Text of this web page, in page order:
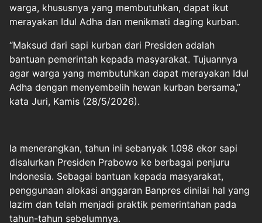
warga, khususnya yang membutuhkan, dapat ikut
merayakan Idul Adha dan menikmati daging kurban.
“Maksud dari sapi kurban dari Presiden adalah
bantuan pemerintah kepada masyarakat. Tujuannya
agar warga yang membutuhkan dapat merayakan Idul
Adha dengan menyembelih hewan kurban bersama,”
kata Juri, Kamis (28/5/2026).
Ia menerangkan, tahun ini sebanyak 1.098 ekor sapi
disalurkan Presiden Prabowo ke berbagai penjuru
Indonesia. Sebagai bantuan kepada masyarakat,
penggunaan alokasi anggaran Banpres dinilai hal yang
lazim dan telah menjadi praktik pemerintahan pada
tahun-tahun sebelumnya.